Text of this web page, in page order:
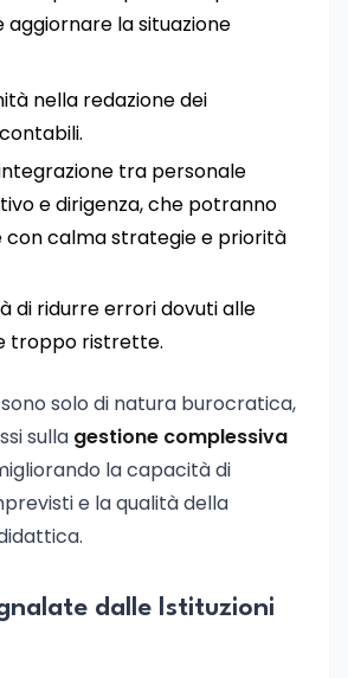
aggiornare la situazione
nella redazione dei
tra personale
e dirigenza, che potranno
con calma strategie e priorità
di ridurre errori dovuti alle
troppo ristrette.
solo di natura burocratica,
sulla gestione complessiva
la capacità di
e la qualità della
dalle Istituzioni